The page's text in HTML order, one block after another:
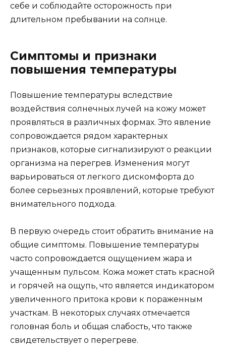
себе и соблюдайте осторожность при
длительном пребывании на солнце.
Симптомы и признаки
повышения температуры
Повышение температуры вследствие
воздействия солнечных лучей на кожу может
проявляться в различных формах. Это явление
сопровождается рядом характерных
признаков, которые сигнализируют о реакции
организма на перегрев. Изменения могут
варьироваться от легкого дискомфорта до
более серьезных проявлений, которые требуют
внимательного подхода.
В первую очередь стоит обратить внимание на
общие симптомы. Повышение температуры
часто сопровождается ощущением жара и
учащенным пульсом. Кожа может стать красной
и горячей на ощупь, что является индикатором
увеличенного притока крови к пораженным
участкам. В некоторых случаях отмечается
головная боль и общая слабость, что также
свидетельствует о перегреве.